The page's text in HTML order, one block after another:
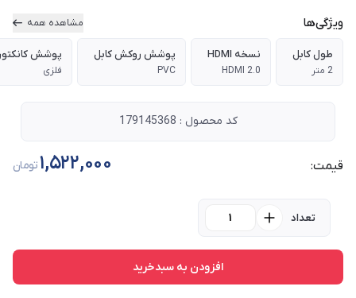
ویژگی‌ها مشاهده همه
طول کابل
2 متر
نسخه HDMI
HDMI 2.0
پوشش روکش کابل
PVC
پوشش
فلزی
کد محصول : 179145368
قیمت: 1,522,000تومان
تعداد
افزودن به سبدخرید